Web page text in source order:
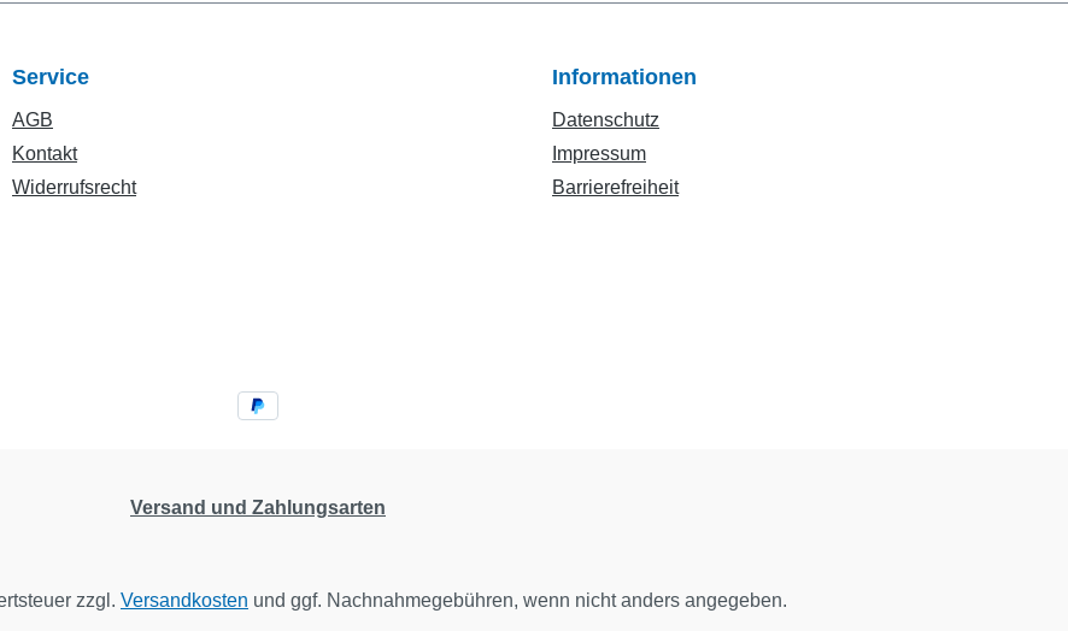
Service
AGB
Kontakt
Widerrufsrecht
Informationen
Datenschutz
Impressum
Barrierefreiheit
Versand und Zahlungsarten
zzgl. Versandkosten und ggf. Nachnahmegebühren, wenn nicht anders angegeben.